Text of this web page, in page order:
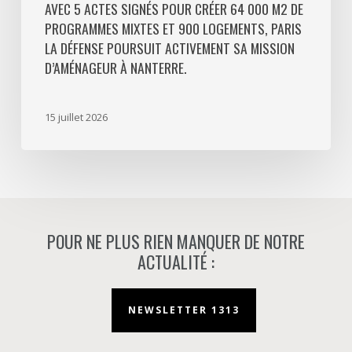
Défense
poursuit
activement
AVEC 5 ACTES SIGNÉS POUR CRÉER 64 000 M2 DE
PROGRAMMES MIXTES ET 900 LOGEMENTS, PARIS
LA DÉFENSE POURSUIT ACTIVEMENT SA MISSION
D’AMÉNAGEUR À NANTERRE.
15 juillet 2026
POUR NE PLUS RIEN MANQUER DE NOTRE
ACTUALITÉ :
NEWSLETTER 1313